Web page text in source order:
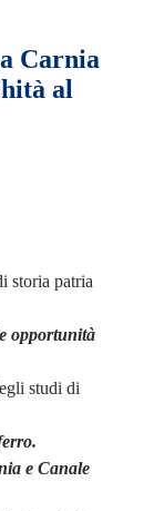
Carnia
al
storia patria
opportunità
studi di
e Canale